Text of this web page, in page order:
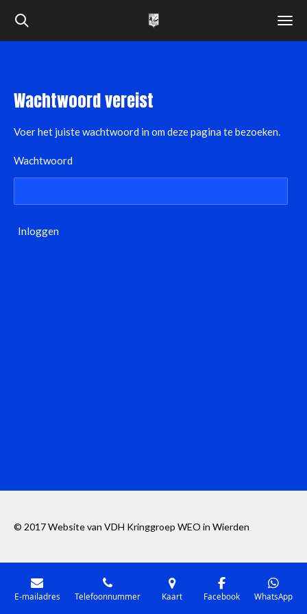
Ga
Wachtwoord vereist
Voer het juiste wachtwoord in om deze pagina te bezoeken.
Wachtwoord
Inloggen
© 2017 Website van VDH Kringgroep WEO in Wierden
E-mailadres Telefoonnummer Kaart Facebook WhatsApp